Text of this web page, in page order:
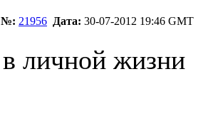
№: 21956 Дата: 30-07-2012 19:46 GMT
в личной жизни